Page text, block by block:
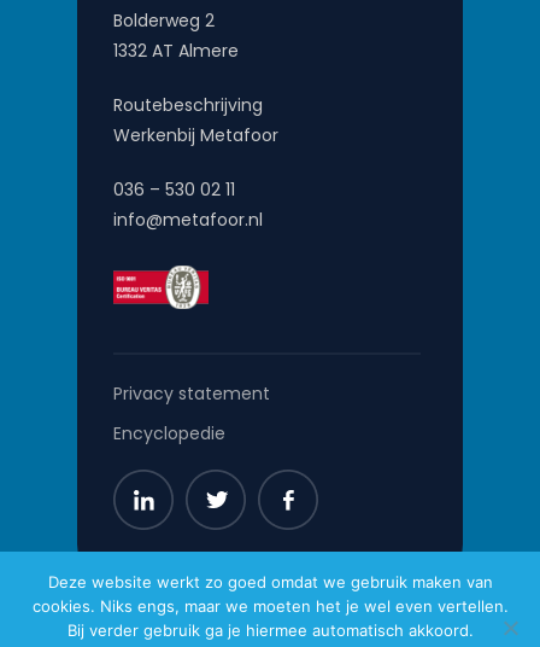
Bolderweg 2
1332 AT Almere
Routebeschrijving
Werkenbij Metafoor
036 – 530 02 11
info@metafoor.nl
Privacy statement
Encyclopedie
Metafoor © 2026
Deze website werkt zo goed omdat we gebruik maken van
cookies. Niks engs, maar we moeten het je wel even vertellen.
Bij verder gebruik ga je hiermee automatisch akkoord.